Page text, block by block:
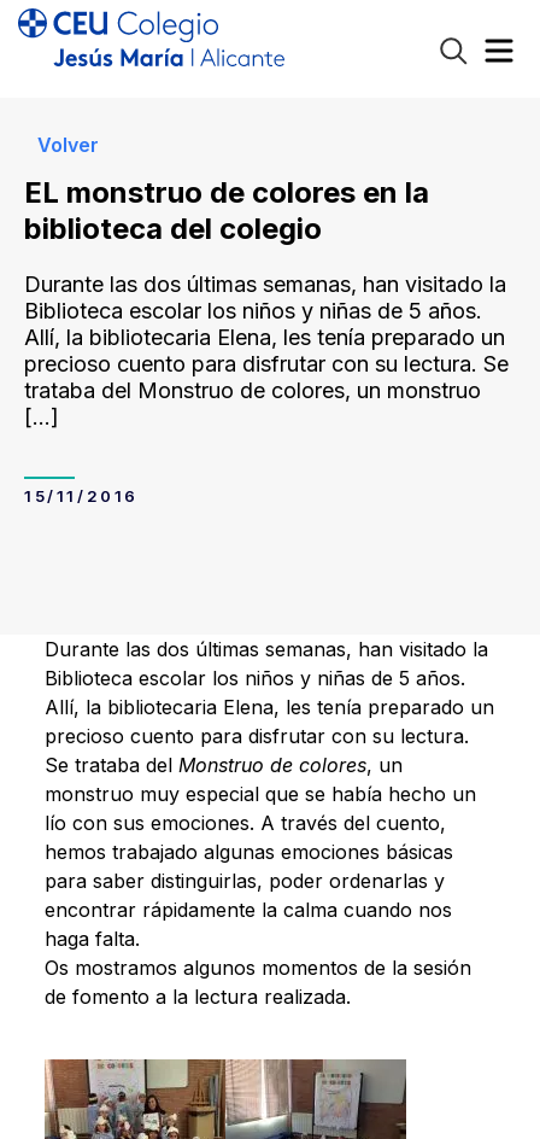
Volver
EL monstruo de colores en la
biblioteca del colegio
Durante las dos últimas semanas, han visitado la
Biblioteca escolar los niños y niñas de 5 años.
Allí, la bibliotecaria Elena, les tenía preparado un
precioso cuento para disfrutar con su lectura. Se
trataba del Monstruo de colores, un monstruo
[…]
15/11/2016
Durante las dos últimas semanas, han visitado la
Biblioteca escolar los niños y niñas de 5 años.
Allí, la bibliotecaria Elena, les tenía preparado un
precioso cuento para disfrutar con su lectura.
Se trataba del Monstruo de colores, un
monstruo muy especial que se había hecho un
lío con sus emociones. A través del cuento,
hemos trabajado algunas emociones básicas
para saber distinguirlas, poder ordenarlas y
encontrar rápidamente la calma cuando nos
haga falta.
Os mostramos algunos momentos de la sesión
de fomento a la lectura realizada.